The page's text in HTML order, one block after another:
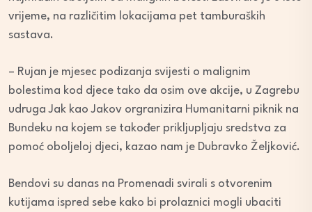
vrijeme, na različitim lokacijama pet tamburaških
sastava.
– Rujan je mjesec podizanja svijesti o malignim
bolestima kod djece tako da osim ove akcije, u Zagrebu
udruga Jak kao Jakov orgranizira Humanitarni piknik na
Bundeku na kojem se također prikljupljaju sredstva za
pomoć oboljeloj djeci, kazao nam je Dubravko Željković.
Bendovi su danas na Promenadi svirali s otvorenim
kutijama ispred sebe kako bi prolaznici mogli ubaciti